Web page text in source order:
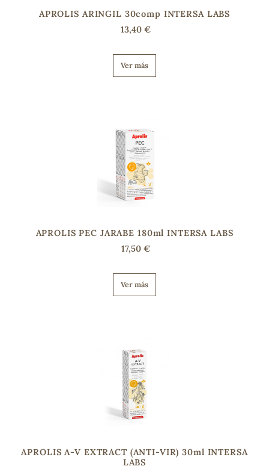
APROLIS ARINGIL 30comp INTERSA LABS
13,40 €
Ver más
APROLIS PEC JARABE 180ml INTERSA LABS
17,50 €
Ver más
APROLIS A-V EXTRACT (ANTI-VIR) 30ml INTERSA
LABS